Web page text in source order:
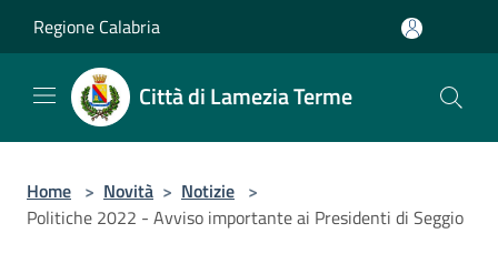
Regione Calabria
Città di Lamezia Terme
Home > Novità > Notizie >
Politiche 2022 - Avviso importante ai Presidenti di Seggio